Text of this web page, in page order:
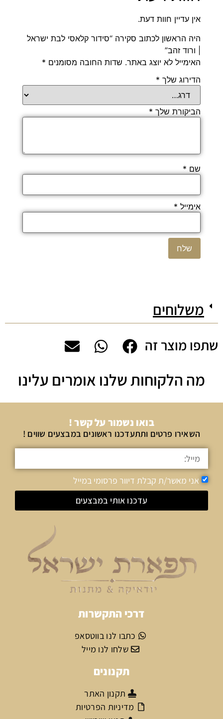
אין עדיין חוות דעת.
היה הראשון לכתוב סקירה “סידור קלאסי לבת ישראל
| ורוד זהב”
האימייל לא יוצג באתר. שדות החובה מסומנים *
הדירוג שלך *
הביקורת שלך *
שם *
אימייל *
משלוחים
שתפו מוצר זה
מה הלקוחות שלנו אומרים עלינו
בואו נשמור על קשר !
השאירו פרטים ותתעדכנו ראשונים במבצעים שווים !
אני מאשר/ת קבלת דיוור פרסומי במייל
עדכנו אותי במבצעים
דרכי התקשרות
כתבו לנו בווטסאפ
שלחו לנו מייל
תקנונים
תקנון האתר
מדיניות הפרטיות